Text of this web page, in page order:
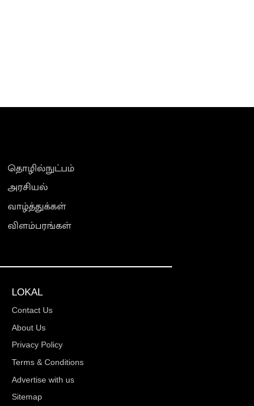
தொழில்நுட்பம்
அரசியல்
வாழ்த்துக்கள்
விளம்பரங்கள்
LOKAL
Contact Us
About Us
Privacy Policy
Terms & Conditions
Advertise with us
Sitemap